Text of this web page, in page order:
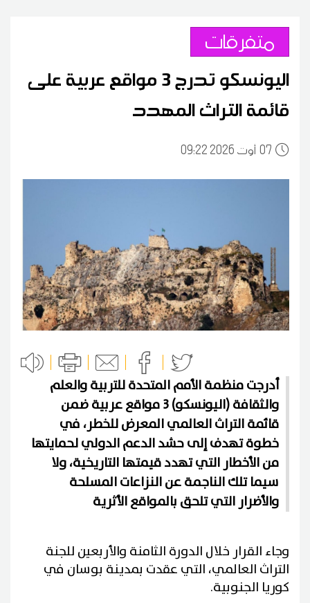
متفرقات
اليونسكو تدرج 3 مواقع عربية على
قائمة التراث المهدد
0709:22 2026 أوت
أدرجت منظمة الأمم المتحدة للتربية والعلم
والثقافة (اليونسكو) 3 مواقع عربية ضمن
قائمة التراث العالمي المعرض للخطر، في
خطوة تهدف إلى حشد الدعم الدولي لحمايتها
من الأخطار التي تهدد قيمتها التاريخية، ولا
سيما تلك الناجمة عن النزاعات المسلحة
والأضرار التي تلحق بالمواقع الأثرية
وجاء القرار خلال الدورة الثامنة والأربعين للجنة
التراث العالمي، التي عقدت بمدينة بوسان في
كوريا الجنوبية.